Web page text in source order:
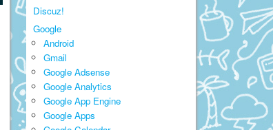
Discuz!
Google
Android
Gmail
Google Adsense
Google Analytics
Google App Engine
Google Apps